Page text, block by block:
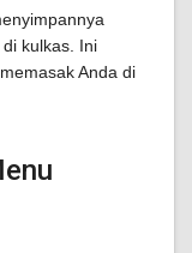
kulkas. Ini
Anda di